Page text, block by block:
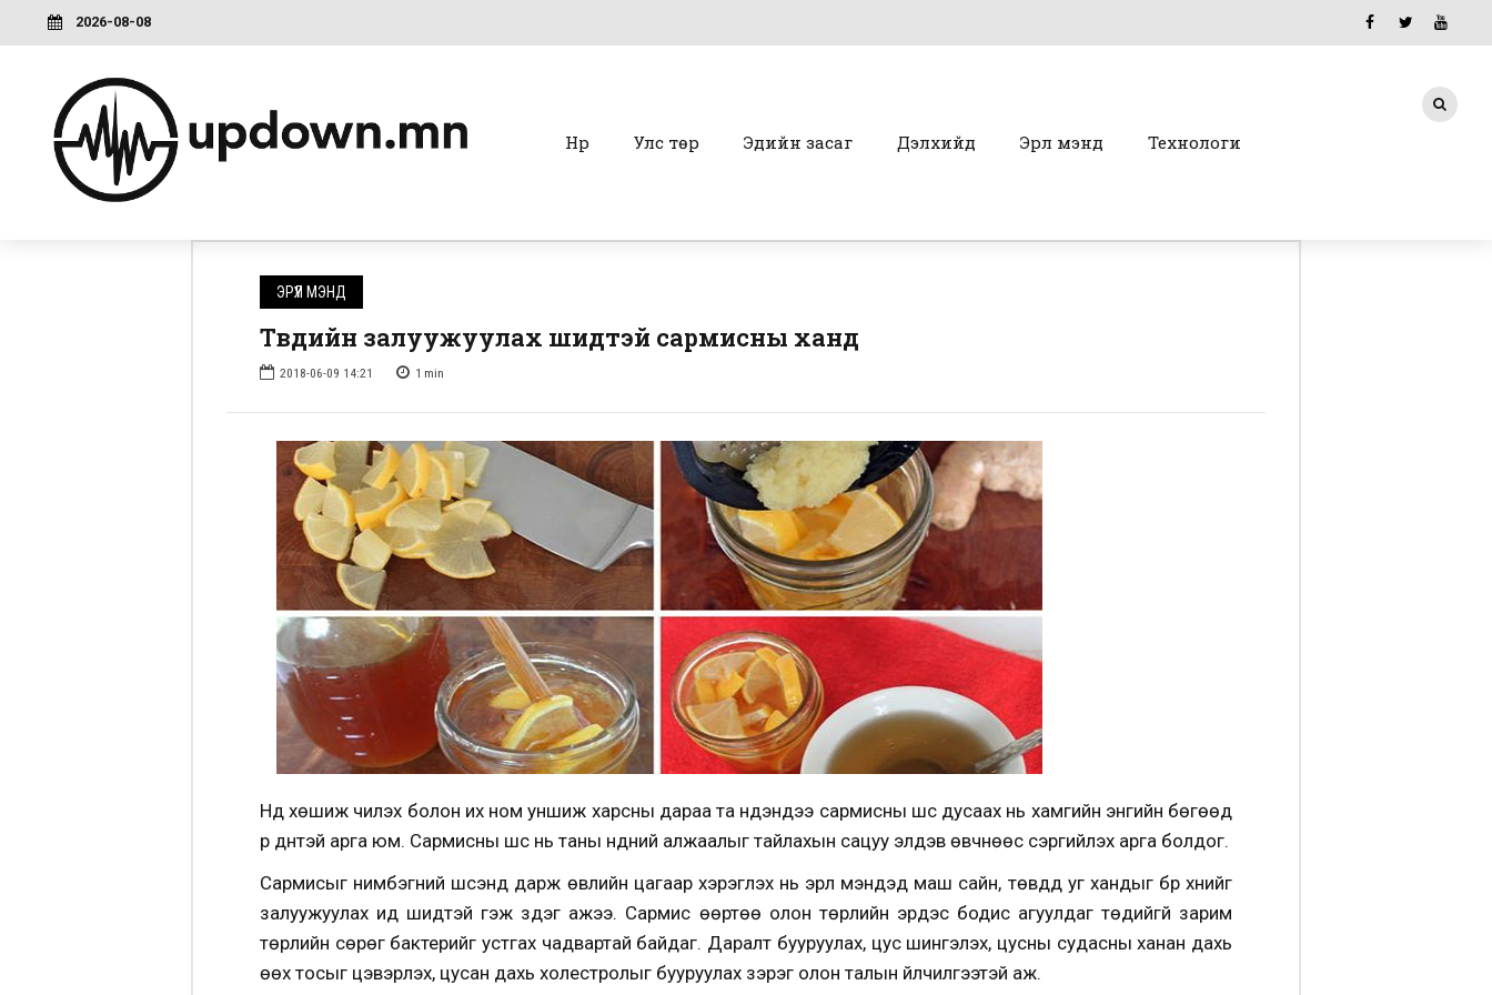
2026-08-08
Нүүр Улс төр Эдийн засаг Дэлхийд Эрүүл мэнд Технологи
ЭРҮҮЛ МЭНД
Төвдийн залуужуулах шидтэй сармисны ханд
2018-06-09 14:21 1 min
Нүд хөшиж чилэх болон их ном уншиж харсны дараа та нүдэндээ сармисны шүүс дусаах нь хамгийн энгийн бөгөөд
үр дүнтэй арга юм. Сармисны шүүс нь таны нүдний алжаалыг тайлахын сацуу элдэв өвчнөөс сэргийлэх арга болдог.
Сармисыг нимбэгний шүүсэнд дарж өвлийн цагаар хэрэглэх нь эрүүл мэндэд маш сайн, төвдүүд уг хандыг бүр хүнийг
залуужуулах ид шидтэй гэж үздэг ажээ. Сармис өөртөө олон төрлийн эрдэс бодис агуулдаг төдийгүй зарим
төрлийн сөрөг бактерийг устгах чадвартай байдаг. Даралт бууруулах, цус шингэлэх, цусны судасны ханан дахь
өөх тосыг цэвэрлэх, цусан дахь холестролыг бууруулах зэрэг олон талын үйлчилгээтэй аж.